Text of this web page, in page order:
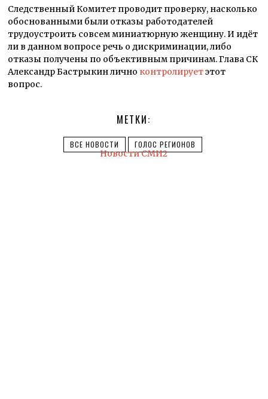
Следственный Комитет проводит проверку, насколько
обоснованными были отказы работодателей
трудоустроить совсем миниатюрную женщину. И идёт
ли в данном вопросе речь о дискриминации, либо
отказы получены по объективным причинам. Глава СК
Александр Бастрыкин лично контролируетэтот
вопрос.
МЕТКИ:
ВСЕ НОВОСТИ ГОЛОС РЕГИОНОВ
Новости СМИ2